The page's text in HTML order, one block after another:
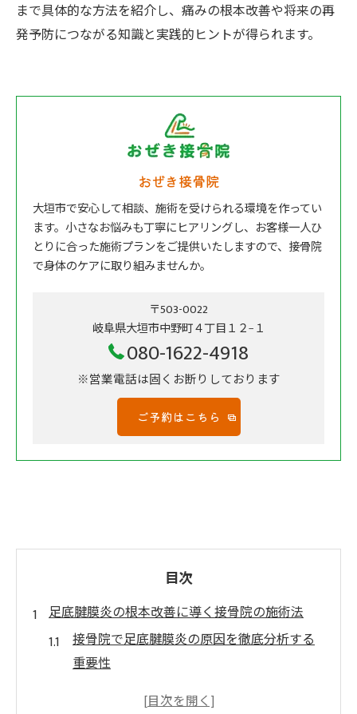
まで具体的な方法を紹介し、痛みの根本改善や将来の再
発予防につながる知識と実践的ヒントが得られます。
おぜき接骨院
大垣市で安心して相談、施術を受けられる環境を作ってい
ます。小さなお悩みも丁寧にヒアリングし、お客様一人ひ
とりに合った施術プランをご提供いたしますので、接骨院
で身体のケアに取り組みませんか。
〒503-0022
岐阜県大垣市中野町４丁目１２−１
080-1622-4918
※営業電話は固くお断りしております
ご予約はこちら
目次
足底腱膜炎の根本改善に導く接骨院の施術法
接骨院で足底腱膜炎の原因を徹底分析する
重要性
偏平足による足裏の不調と接骨院施術の関